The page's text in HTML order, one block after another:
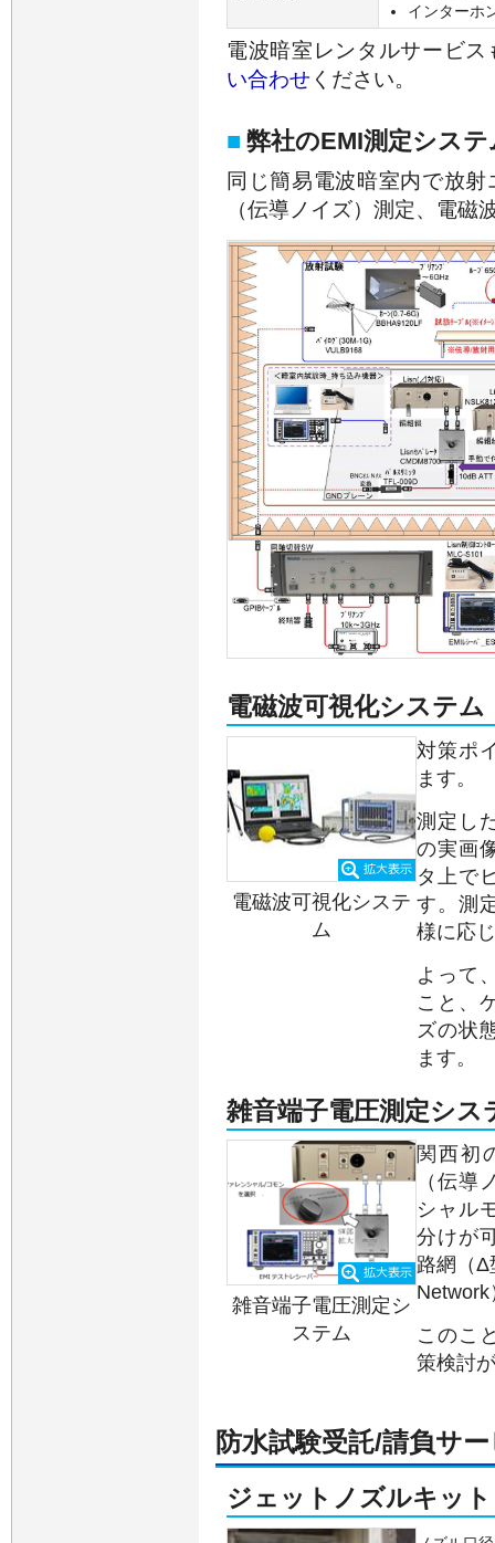
インターホ
電波暗室レンタルサービ
い合わせ ください。
■ 弊社のEMI測定システ
同じ簡易電波暗室内で放
（伝導ノイズ）測定、電磁
電磁波可視化システム
電磁波可視化システ
ム
対策ポ
ます。
測定し
の実画
タ上で
す。測
様に応
よって
こと、
ズの状
ます。
雑音端子電圧測定シス
雑音端子電圧測定シ
ステム
関西初
（伝導
シャル
分けが
路網（Δ
このこ
策検討
防水試験受託/請負サ
ジェットノズルキッ